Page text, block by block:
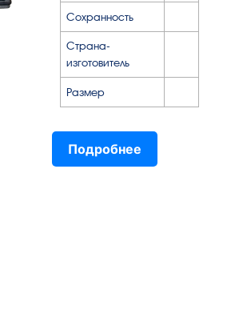
Сохранность
Страна-
изготовитель
Размер
Подробнее